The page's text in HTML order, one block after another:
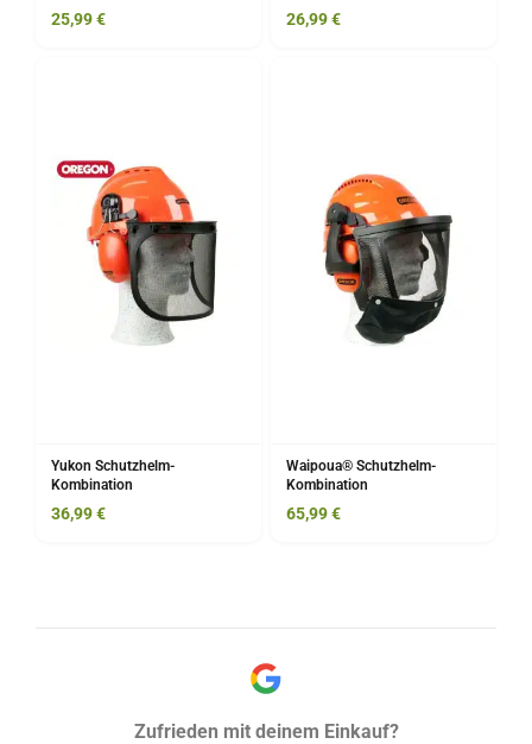
25,99€ 26,99€
Yukon Schutzhelm-
Kombination
36,99€
Waipoua® Schutzhelm-
Kombination
65,99€
Zufrieden mit deinem Einkauf?